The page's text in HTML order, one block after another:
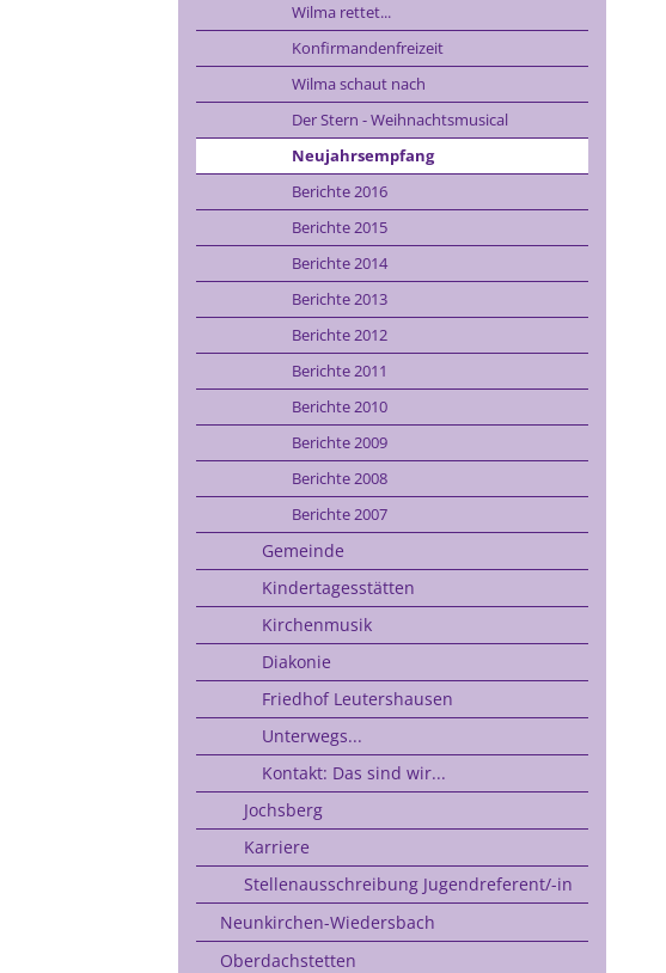
Wilma rettet...
Konfirmandenfreizeit
Wilma schaut nach
Der Stern - Weihnachtsmusical
Neujahrsempfang
Berichte 2016
Berichte 2015
Berichte 2014
Berichte 2013
Berichte 2012
Berichte 2011
Berichte 2010
Berichte 2009
Berichte 2008
Berichte 2007
Gemeinde
Kindertagesstätten
Kirchenmusik
Diakonie
Friedhof Leutershausen
Unterwegs...
Kontakt: Das sind wir...
Jochsberg
Karriere
Stellenausschreibung Jugendreferent/-in
Neunkirchen-Wiedersbach
Oberdachstetten